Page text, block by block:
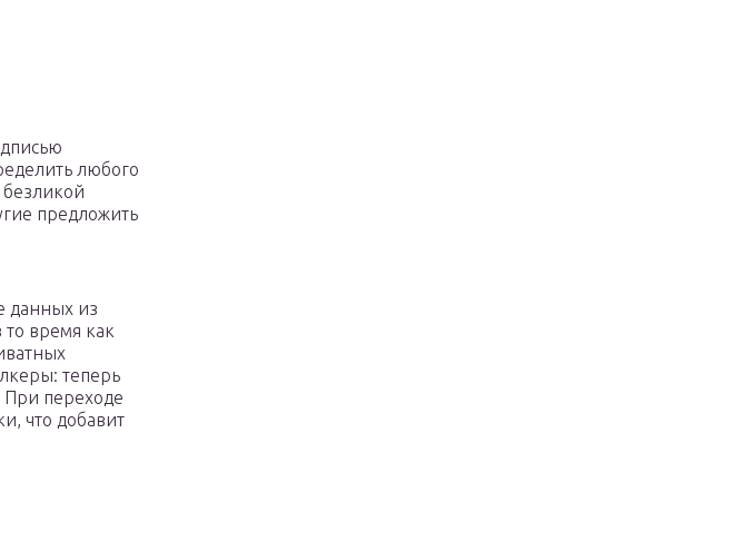
любого
безликой
предложить
данных из
то время как
теперь
При переходе
что добавит